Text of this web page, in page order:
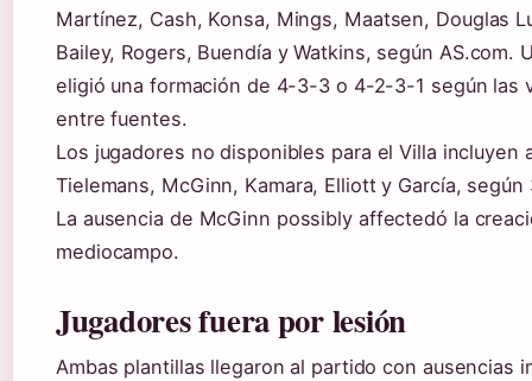
Martínez, Cash, Konsa, Mings, Maatsen, Douglas
Bailey, Rogers, Buendía y Watkins, según AS.com.
eligió una formación de 4-3-3 o 4-2-3-1 según las
entre fuentes.
Los jugadores no disponibles para el Villa incluyen
Tielemans, McGinn, Kamara, Elliott y García, según
La ausencia de McGinn possibly affectedó la
mediocampo.
Jugadores fuera por lesión
Ambas plantillas llegaron al partido con ausencias